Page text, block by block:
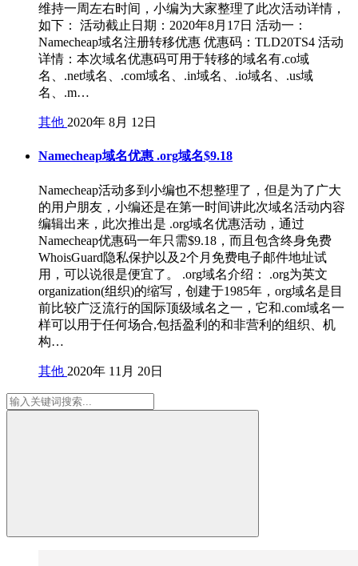
维持一周左右时间，小编为大家整理了此次活动详情，
如下： 活动截止日期：2020年8月17日 活动一：
Namecheap域名注册转移优惠 优惠码：TLD20TS4 活动
详情：本次域名优惠码可用于转移的域名有.co域
名、.net域名、.com域名、.in域名、.io域名、.us域
名、.m…
其他 2020年 8月 12日
Namecheap域名优惠 .org域名$9.18
Namecheap活动多到小编也不想整理了，但是为了广大
的用户朋友，小编还是在第一时间讲此次域名活动内容
编辑出来，此次推出是 .org域名优惠活动，通过
Namecheap优惠码一年只需$9.18，而且包含终身免费
WhoisGuard隐私保护以及2个月免费电子邮件地址试
用，可以说很是便宜了。 .org域名介绍： .org为英文
organization(组织)的缩写，创建于1985年，org域名是目
前比较广泛流行的国际顶级域名之一，它和.com域名一
样可以用于任何场合,包括盈利的和非营利的组织、机
构…
其他 2020年 11月 20日